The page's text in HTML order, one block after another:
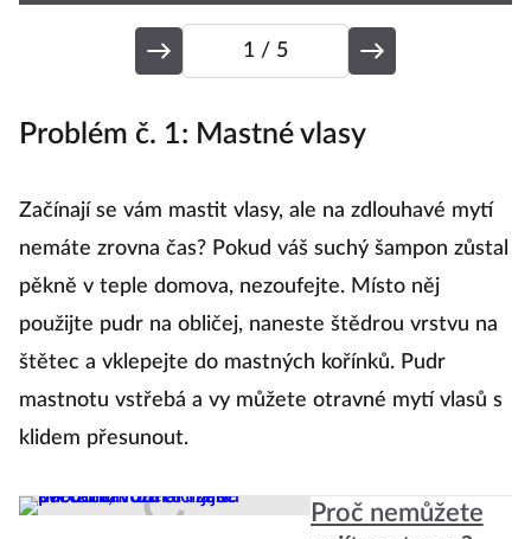
1 / 5
Problém č. 1: Mastné vlasy
Začínají se vám mastit vlasy, ale na zdlouhavé mytí
nemáte zrovna čas? Pokud váš suchý šampon zůstal
pěkně v teple domova, nezoufejte. Místo něj
použijte pudr na obličej, naneste štědrou vrstvu na
štětec a vklepejte do mastných kořínků. Pudr
mastnotu vstřebá a vy můžete otravné mytí vlasů s
klidem přesunout.
Proč nemůžete